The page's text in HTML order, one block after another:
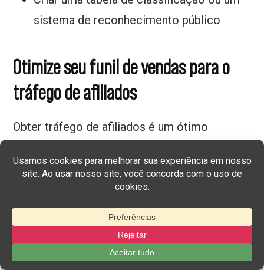
sistema de reconhecimento público
Otimize seu funil de vendas para o
tráfego de afiliados
Obter tráfego de afiliados é um ótimo
potencial se o seu funil de vendas não for
criado para converter. Um funil bem
otimizado garantecada clique conta,
orientando os visitantes de forma suave
desde a primeira impressão até a inscrição